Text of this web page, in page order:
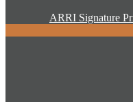
ARRI Signature